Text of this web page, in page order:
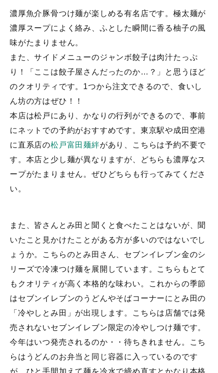
濃厚魚介豚骨つけ麺が楽しめる有名店です。極太麺が
濃厚スープによく絡み、ふとした瞬間に香る柚子の風
味がたまりません。
また、サイドメニューのジャンボ餃子は肉汁たっぷ
り！「ここは餃子屋さんだったのか…？」と思うほど
のクオリティです。1つから注文できるので、食いし
ん坊の方はぜひ！！
本店は松戸にあり、かなりの行列ができるので、事前
にネットでの予約がおすすめです。東京駅や成田空港
に直系店の松戸富田麺絆があり、こちらは予約不要で
す。本店と少し麺が異なりますが、どちらも濃厚なス
ープがたまりません。ぜひどちらも行ってみてくださ
い。
また、皆さんとみ田と聞くと食べたことはないが、聞
いたこと見かけたことがある方が多いのではないでし
ょうか。こちらのとみ田さん、セブンイレブン金のシ
リーズで冷凍つけ麺を展開しています。こちらもとて
もクオリティが高く本格的な味わい。これからの季節
はセブンイレブンのうどんやそばコーナーにとみ田の
「冷やしとみ田」が出現します。こちらは店舗では発
売されないセブンイレブン限定の冷やしつけ麺です。
今年はいつ発売されるのか・・待ちきれません。こち
らはうどんのお弁当と同じ容器に入っているのです
が、ひと手間加えて麺を冷水で締め直すとかなり本格